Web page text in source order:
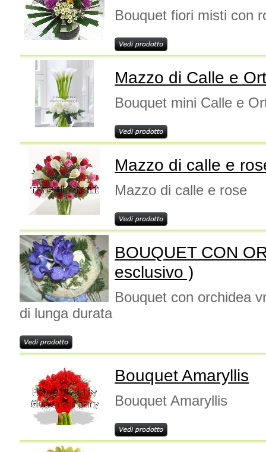
Bouquet fiori misti con
Mazzo di Calle e
Bouquet mini Calle e
Mazzo di calle e
Mazzo di calle e rose
BOUQUET CON
esclusivo )
Bouquet con orchidea
di lunga durata
Bouquet Amaryllis
Bouquet Amaryllis